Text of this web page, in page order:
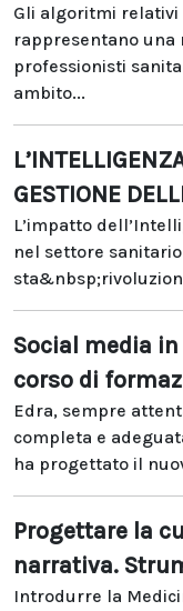
Gli algoritmi relativi
rappresentano una
professionisti
ambito...
GESTIONE
L’impatto
nel settore sanitario
Social media
corso di
Edra, sempre
completa e
ha progettato il
Progettare la
narrativa.
Introdurre la